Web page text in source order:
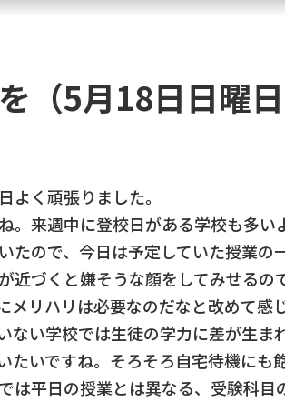
（5月18日日曜日
よく頑張りました。
。来週中に登校日がある学校も多
たので、今日は予定していた授業の
近づくと嫌そうな顔をしてみせる
メリハリは必要なのだなと改めて感
ない学校では生徒の学力に差が生ま
たいですね。そろそろ自宅待機にも
は平日の授業とは異なる、受験科